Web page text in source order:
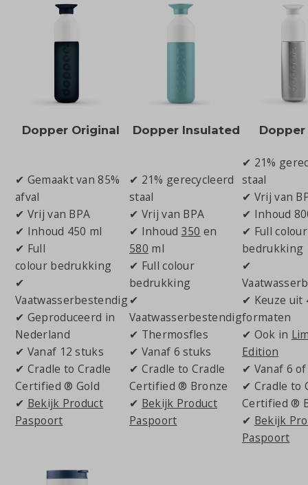
Dopper Original Dopper Insulated Dopper
✔ Gemaakt van 85%
afval
✔ Vrij van BPA
✔ Inhoud 450 ml
✔ Full
colour bedrukking
✔
Vaatwasserbestendig
✔ Geproduceerd in
Nederland
✔ Vanaf 12 stuks
✔ Cradle to Cradle
Certified ® Gold
✔ Bekijk Product
Paspoort
✔ 21% gerecycleerd
staal
✔ Vrij van BPA
✔ Inhoud 350 en
580 ml
✔ Full colour
bedrukking
✔
Vaatwasserbestendig
✔ Thermosfles
✔ Vanaf 6 stuks
✔ Cradle to Cradle
Certified ® Bronze
✔ Bekijk Product
Paspoort
✔ 21%
staal
✔ Vrij van
✔ Inhoud
✔ Full colour
bedrukking
✔
✔ Keuze uit
formaten
✔ Ook in
Edition
✔ Vanaf 6
✔ Cradle to
Certified ®
✔ Bekijk
Paspoort